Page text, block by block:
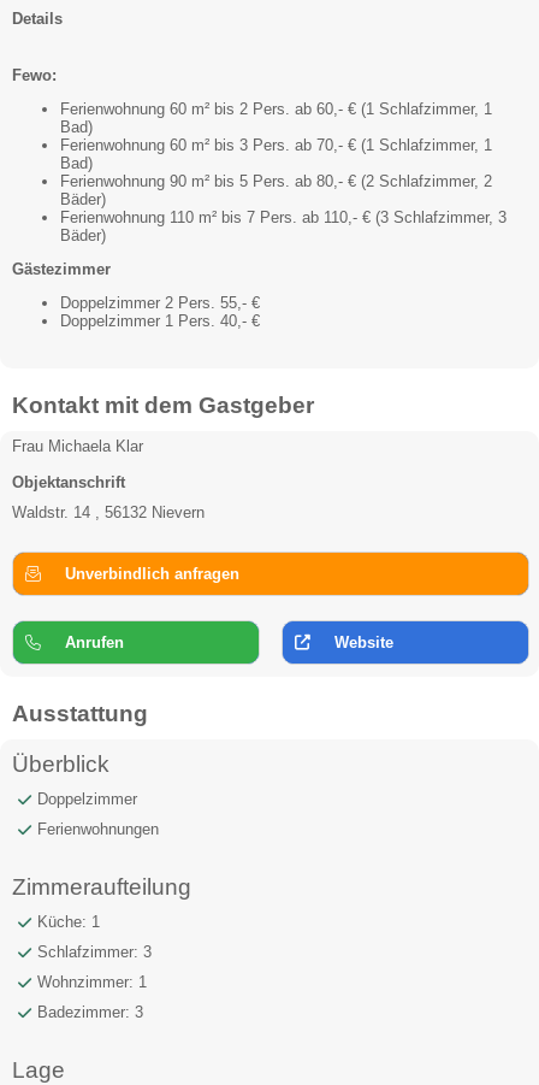
Details
Fewo:
Ferienwohnung 60 m² bis 2 Pers. ab 60,- € (1 Schlafzimmer, 1
Bad)
Ferienwohnung 60 m² bis 3 Pers. ab 70,- € (1 Schlafzimmer, 1
Bad)
Ferienwohnung 90 m² bis 5 Pers. ab 80,- € (2 Schlafzimmer, 2
Bäder)
Ferienwohnung 110 m² bis 7 Pers. ab 110,- € (3 Schlafzimmer, 3
Bäder)
Gästezimmer
Doppelzimmer 2 Pers. 55,- €
Doppelzimmer 1 Pers. 40,- €
Kontakt mit dem Gastgeber
Frau Michaela Klar
Objektanschrift
Waldstr. 14 , 56132 Nievern
Unverbindlich anfragen
Anrufen Website
Ausstattung
Überblick
Doppelzimmer
Ferienwohnungen
Zimmeraufteilung
Küche: 1
Schlafzimmer: 3
Wohnzimmer: 1
Badezimmer: 3
Lage